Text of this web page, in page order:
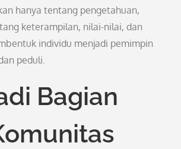
hanya tentang pengetahuan,
keterampilan, nilai-nilai, dan
individu menjadi pemimpin
peduli.
Bagian